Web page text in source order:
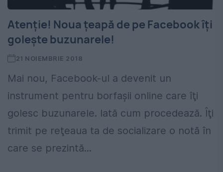
Atenţie! Noua ţeapă de pe Facebook îţi
goleşte buzunarele!
21 NOIEMBRIE 2018
Mai nou, Facebook-ul a devenit un
instrument pentru borfaşii online care îţi
golesc buzunarele. Iată cum procedează. Îţi
trimit pe reţeaua ta de socializare o notă în
care se prezintă...